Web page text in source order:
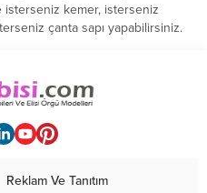
isterseniz kemer, isterseniz
çanta sapı yapabilirsiniz.
Reklam Ve Tanıtım